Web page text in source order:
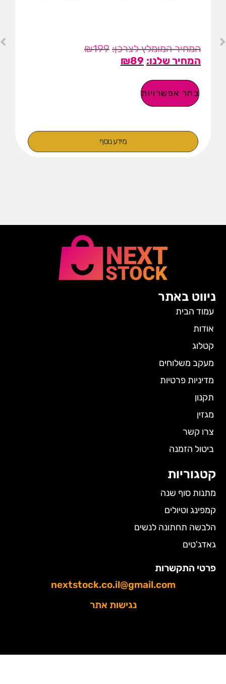
₪199
₪89
בחר אפשרויות
מידע נוסף
ניווט באתר
עמוד הבית
אודות
קטלוג
מעקב משלוחים
מדיניות פרטיות
תקנון
מגזין
צרו קשר
ביטול הזמנה
קטגוריות
מתנות סוף שנה
קמפינג וטיולים
הלבשה תחתונה לנשים
גאדג'טים
פרטי התקשרות
nextstock.co.il@gmail.com
נגישות אתר